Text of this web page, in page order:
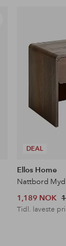
DEAL
Ellos Home
Nattbord
1,189 NOK
Tidl. laveste